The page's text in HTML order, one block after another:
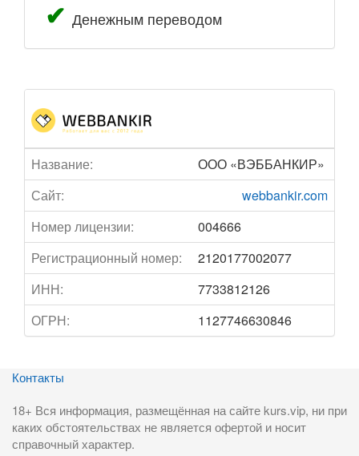
Денежным переводом
Название:
ООО «ВЭББАНКИР»
Сайт:
webbankir.com
Номер лицензии:
004666
Регистрационный номер:
2120177002077
ИНН:
7733812126
ОГРН:
1127746630846
Контакты
18+ Вся информация, размещённая на сайте kurs.vip, ни при
каких обстоятельствах не является офертой и носит
справочный характер.